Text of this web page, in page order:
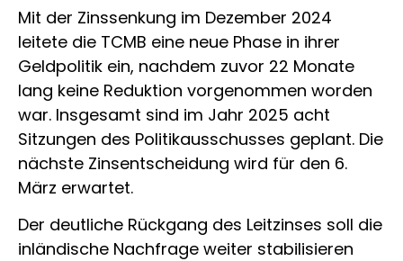
Mit der Zinssenkung im Dezember 2024
leitete die TCMB eine neue Phase in ihrer
Geldpolitik ein, nachdem zuvor 22 Monate
lang keine Reduktion vorgenommen worden
war. Insgesamt sind im Jahr 2025 acht
Sitzungen des Politikausschusses geplant. Die
nächste Zinsentscheidung wird für den 6.
März erwartet.
Der deutliche Rückgang des Leitzinses soll die
inländische Nachfrage weiter stabilisieren